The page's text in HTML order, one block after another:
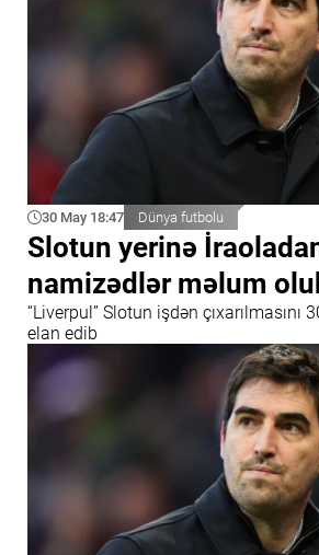
30 May 18:47 Dünya futbolu
Slotun yerinə
namizədlər məlum
“Liverpul” Slotun işdən çıxarılmasını
elan edib